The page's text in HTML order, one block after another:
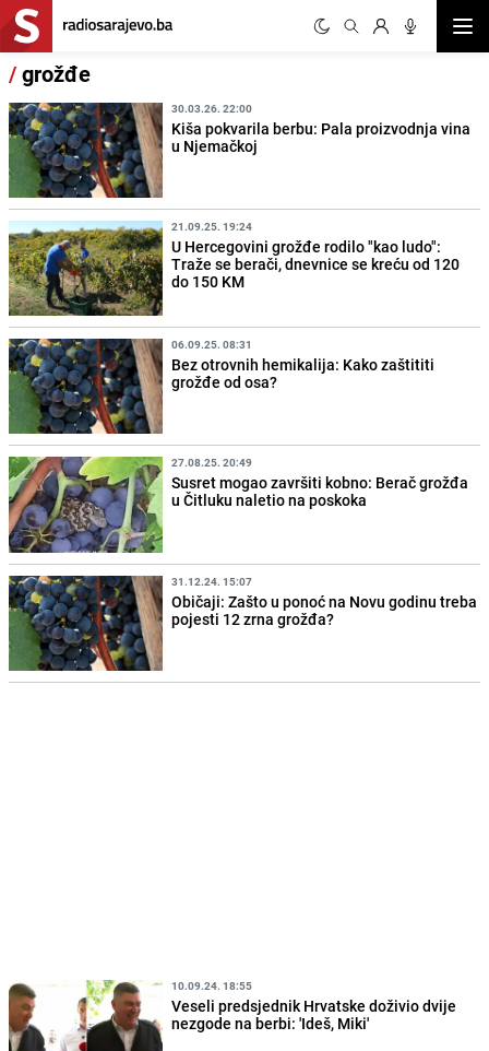
/grožđe
30.03.26. 22:00
Kiša pokvarila berbu: Pala proizvodnja vina
u Njemačkoj
21.09.25. 19:24
U Hercegovini grožđe rodilo "kao ludo":
Traže se berači, dnevnice se kreću od 120
do 150 KM
06.09.25. 08:31
Bez otrovnih hemikalija: Kako zaštititi
grožđe od osa?
27.08.25. 20:49
Susret mogao završiti kobno: Berač grožđa
u Čitluku naletio na poskoka
31.12.24. 15:07
Običaji: Zašto u ponoć na Novu godinu treba
pojesti 12 zrna grožđa?
10.09.24. 18:55
Veseli predsjednik Hrvatske doživio dvije
nezgode na berbi: 'Ideš, Miki'